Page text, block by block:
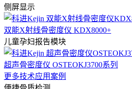
侧屏显示
双能X射线骨密度仪 KDX8000+
儿童孕妇报告模块
超声骨密度仪 OSTEOKJ3700系列
更多技术应用案例